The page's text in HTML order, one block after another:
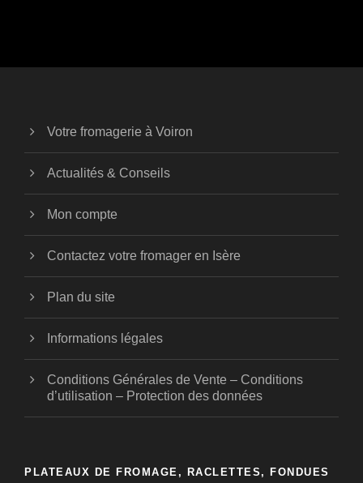
Votre fromagerie à Voiron
Actualités & Conseils
Mon compte
Contactez votre fromager en Isère
Plan du site
Informations légales
Conditions Générales de Vente – Conditions
d’utilisation – Protection des données
PLATEAUX DE FROMAGE, RACLETTES, FONDUES